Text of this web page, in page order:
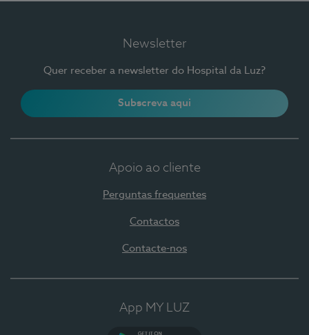
Newsletter
Quer receber a newsletter do Hospital da Luz?
Subscreva aqui
Apoio ao cliente
Perguntas frequentes
Contactos
Contacte-nos
App MY LUZ